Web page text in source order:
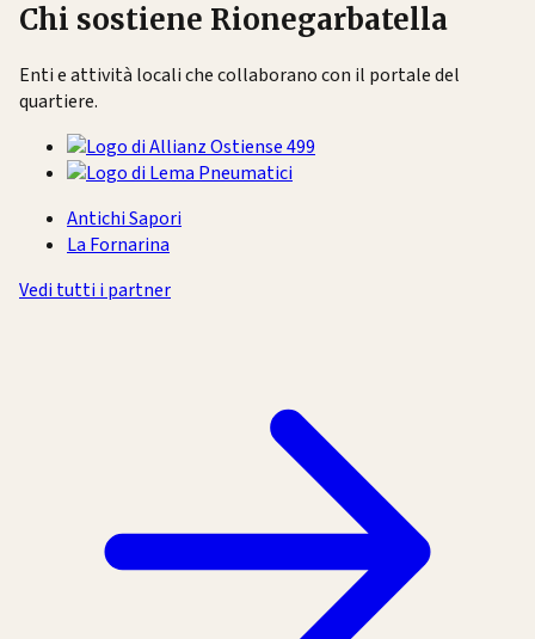
Chi sostiene Rionegarbatella
Enti e attività locali che collaborano con il portale del
quartiere.
Antichi Sapori
La Fornarina
Vedi tutti i partner